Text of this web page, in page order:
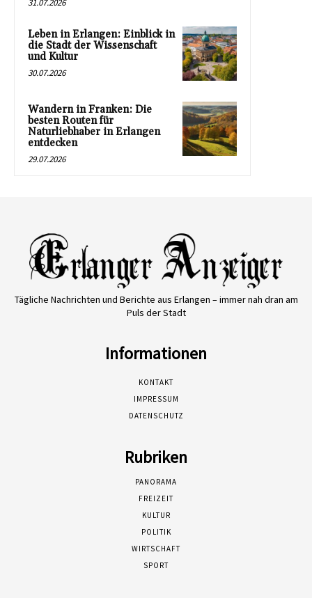
31.07.2026
Leben in Erlangen: Einblick in
die Stadt der Wissenschaft
und Kultur
30.07.2026
Wandern in Franken: Die
besten Routen für
Naturliebhaber in Erlangen
entdecken
29.07.2026
Tägliche Nachrichten und Berichte aus Erlangen – immer nah dran am
Puls der Stadt
Informationen
KONTAKT
IMPRESSUM
DATENSCHUTZ
Rubriken
PANORAMA
FREIZEIT
KULTUR
POLITIK
WIRTSCHAFT
SPORT